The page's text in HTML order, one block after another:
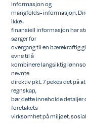
informasjon og
mangfolds- informasjon.
ikke-
finansiell informasjon har
sørger for
overgang til en bærekraftig
evne til å
kombinere langsiktig
nevnte
direktiv pkt. 7 pekes det på
regnskap,
bør dette inneholde detaljer
foretakets
virksomhet på miljøet,